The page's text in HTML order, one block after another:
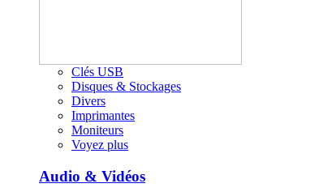
Clés USB
Disques & Stockages
Divers
Imprimantes
Moniteurs
Voyez plus
Audio & Vidéos